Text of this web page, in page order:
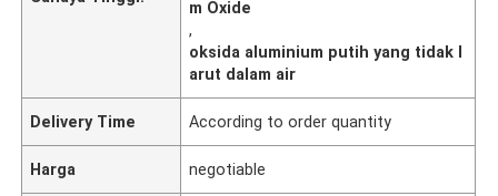
m Oxide
,
oksida aluminium putih yang tidak l
arut dalam air
Delivery Time According to order quantity
Harga negotiable